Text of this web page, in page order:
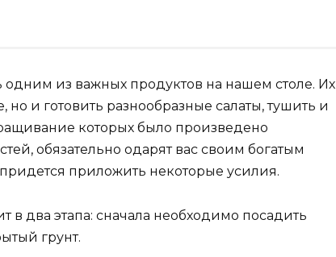
из важных продуктов на нашем столе. Их
и готовить разнообразные салаты, тушить и
которых было произведено
обязательно одарят вас своим богатым
приложить некоторые усилия.
два этапа: сначала необходимо посадить
грунт.